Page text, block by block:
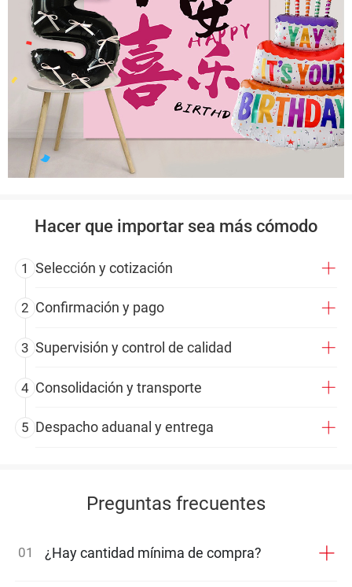
Hacer que importar sea más cómodo
1 Selección y cotización
2 Confirmación y pago
3 Supervisión y control de calidad
4 Consolidación y transporte
5 Despacho aduanal y entrega
Preguntas frecuentes
01 ¿Hay cantidad mínima de compra?